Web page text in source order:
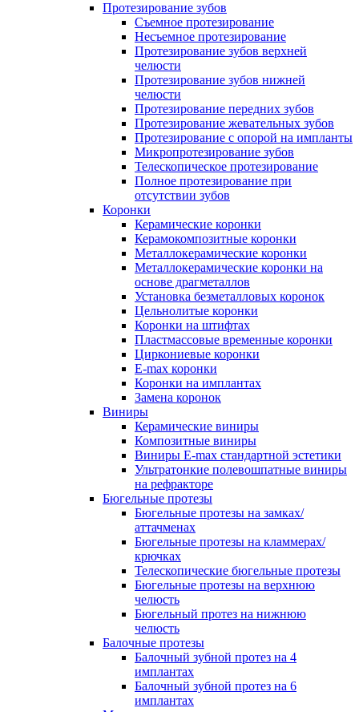
Протезирование зубов
Съемное протезирование
Несъемное протезирование
Протезирование зубов верхней
челюсти
Протезирование зубов нижней
челюсти
Протезирование передних зубов
Протезирование жевательных зубов
Протезирование с опорой на импланты
Микропротезирование зубов
Телескопическое протезирование
Полное протезирование при
отсутствии зубов
Коронки
Керамические коронки
Керамокомпозитные коронки
Металлокерамические коронки
Металлокерамические коронки на
основе драгметаллов
Установка безметалловых коронок
Цельнолитые коронки
Коронки на штифтах
Пластмассовые временные коронки
Циркониевые коронки
E-max коронки
Коронки на имплантах
Замена коронок
Виниры
Керамические виниры
Композитные виниры
Виниры E-max стандартной эстетики
Ультратонкие полевошпатные виниры
на рефракторе
Бюгельные протезы
Бюгельные протезы на замках/
аттачменах
Бюгельные протезы на кламмерах/
крючках
Телескопические бюгельные протезы
Бюгельные протезы на верхнюю
челюсть
Бюгельный протез на нижнюю
челюсть
Балочные протезы
Балочный зубной протез на 4
имплантах
Балочный зубной протез на 6
имплантах